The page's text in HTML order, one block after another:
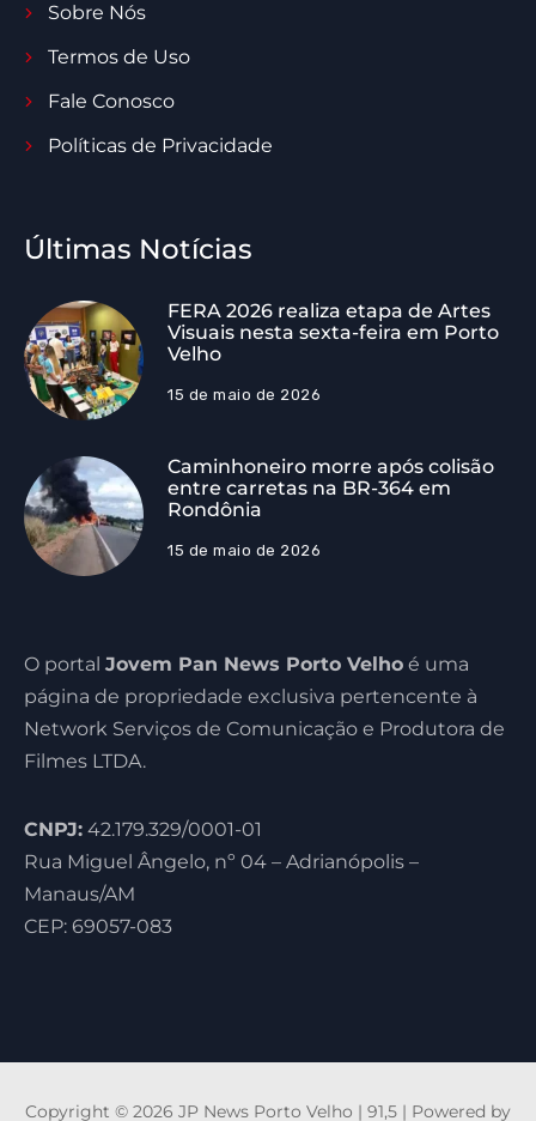
Sobre Nós
Termos de Uso
Fale Conosco
Políticas de Privacidade
Últimas Notícias
FERA 2026 realiza etapa de Artes
Visuais nesta sexta-feira em Porto
Velho
15 de maio de 2026
Caminhoneiro morre após colisão
entre carretas na BR-364 em
Rondônia
15 de maio de 2026
O portal Jovem Pan News Porto Velho é uma
página de propriedade exclusiva pertencente à
Network Serviços de Comunicação e Produtora de
Filmes LTDA.
CNPJ: 42.179.329/0001-01
Rua Miguel Ângelo, nº 04 – Adrianópolis –
Manaus/AM
CEP: 69057-083
Copyright © 2026 JP News Porto Velho | 91,5 | Powered by